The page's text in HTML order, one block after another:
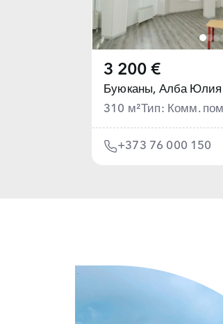
3 200 €
Буюканы, Алба Юлия
310 м²Тип: Комм.
+373 76 000 150